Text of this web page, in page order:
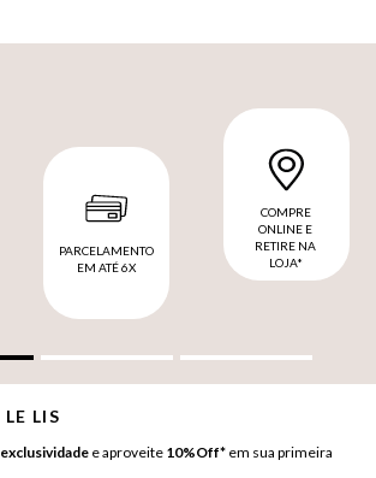
PARCELAMENTO
EM ATÉ 6X
COMPRE
ONLINE E
RETIRE NA
LOJA*
LE LIS
exclusividade e aproveite 10%Off* em sua primeira